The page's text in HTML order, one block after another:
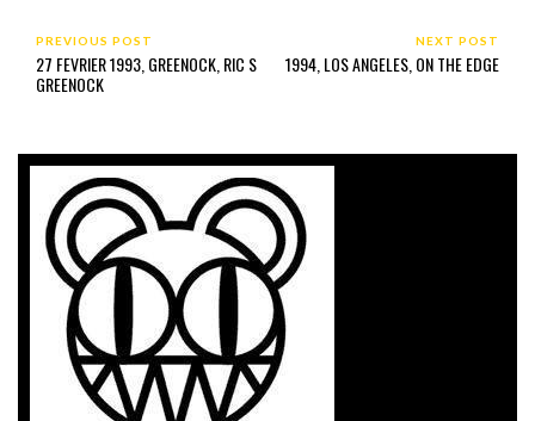
PREVIOUS POST
27 FEVRIER 1993, GREENOCK, RIC S
GREENOCK
NEXT POST
1994, LOS ANGELES, ON THE EDGE